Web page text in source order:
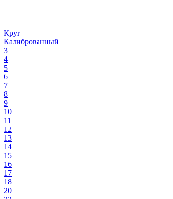
Круг
Калиброванный
3
4
5
6
7
8
9
10
11
12
13
14
15
16
17
18
20